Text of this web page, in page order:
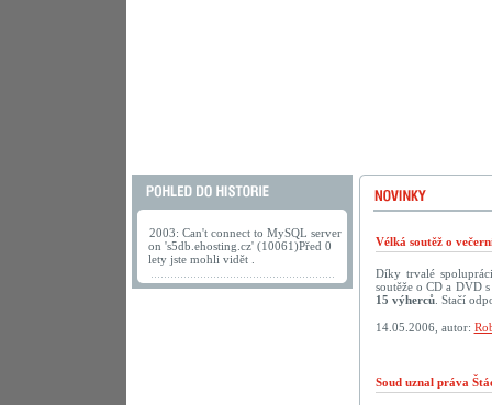
2003: Can't connect to MySQL server
on 's5db.ehosting.cz' (10061)Před 0
lety jste mohli vidět .
Vélká soutěž o
Díky trvalé
soutěže o CD a DVD
15 výherců. Stačí
14.05.2006, autor:
Soud uznal práva